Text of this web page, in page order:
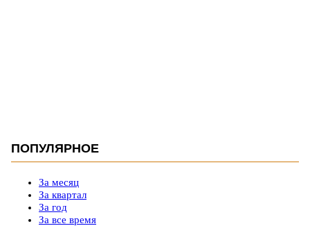
ПОПУЛЯРНОЕ
За месяц
За квартал
За год
За все время